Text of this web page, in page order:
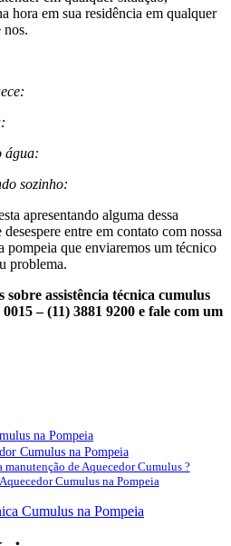
hora em sua residência em qualquer
nos.
água:
sozinho:
apresentando alguma dessa
entre em contato com nossa
pompeia que enviaremos um técnico
problema.
assistência técnica cumulus
– (11) 3881 9200 e fale com um
na Pompeia
Cumulus na Pompeia
manutenção de Aquecedor Cumulus ?
Cumulus na Pompeia
Cumulus na Pompeia